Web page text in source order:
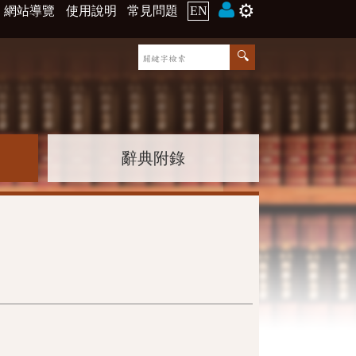
網站導覽 使用說明 常見問題 EN ⚙️
辭典附錄